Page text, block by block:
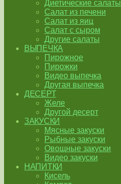
Диетические салаты
Салат из печени
Салат из яиц
Салат с сыром
Другие салаты
ВЫПЕЧКА
Пирожное
Пирожки
Видео выпечка
Другая выпечка
ДЕСЕРТ
Желе
Другой десерт
ЗАКУСКИ
Мясные закуски
Рыбные закуски
Овощные закуски
Видео закуски
НАПИТКИ
Кисель